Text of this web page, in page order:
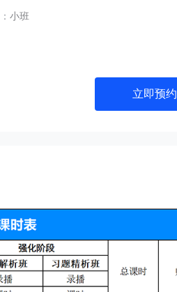
小班
立即预约